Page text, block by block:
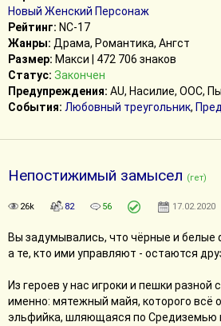
Новый Женский Персонаж
Рейтинг: NC-17
Жанры: Драма, Романтика, Ангст
Размер: Макси | 472 706 знаков
Статус: Закончен
Предупреждения: AU, Насилие, ООС,
События: Любовный треугольник,
Непостижимый замысел (гет)
26k 82 56 17.02.2020
Вы задумывались, что чёрные и белые
а те, кто ими управляют - остаются
Из героев у нас игроки и пешки разной
именно: мятежный майя, которого всё
эльфийка, шляющаяся по Средиземью